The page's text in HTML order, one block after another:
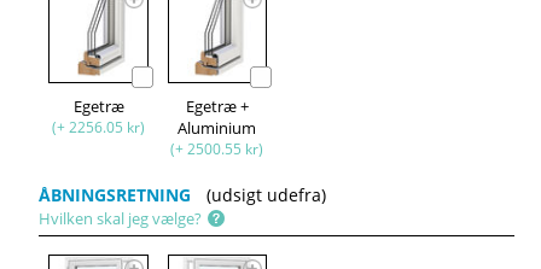
Egetræ
(+ 2256.05 kr)
Egetræ +
Aluminium
(+ 2500.55 kr)
ÅBNINGSRETNING (udsigt udefra)
Hvilken skal jeg vælge?